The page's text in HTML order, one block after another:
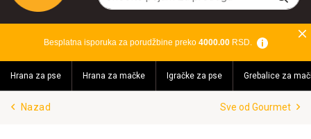
Akvaristika
Teraristika
Brendovi
Besplatna isporuka za porudžbine preko 4000.00RSD.
Hrana za pse Hrana za mačke Igračke za pse Grebalice za
Nazad Sve od Gourmet